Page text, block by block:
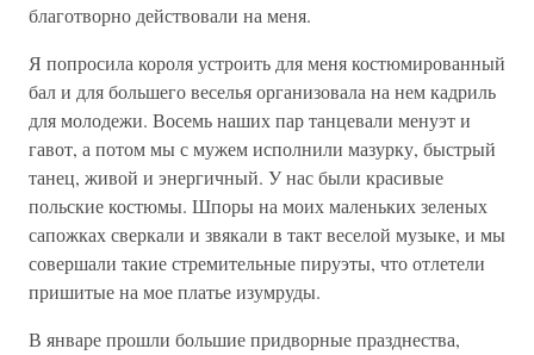
благотворно действовали на меня.
Я попросила короля устроить для меня костюмированный
бал и для большего веселья организовала на нем кадриль
для молодежи. Восемь наших пар танцевали менуэт и
гавот, а потом мы с мужем исполнили мазурку, быстрый
танец, живой и энергичный. У нас были красивые
польские костюмы. Шпоры на моих маленьких зеленых
сапожках сверкали и звякали в такт веселой музыке, и мы
совершали такие стремительные пируэты, что отлетели
пришитые на мое платье изумруды.
В январе прошли большие придворные празднества,